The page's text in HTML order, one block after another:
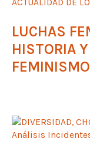
LUCHAS
HISTORIA